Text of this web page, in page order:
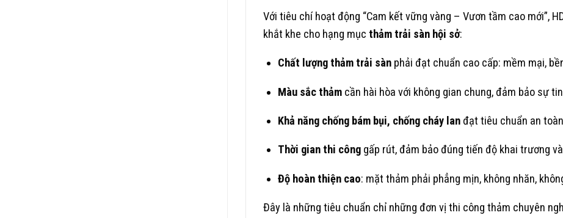
Với tiêu chí hoạt động “Cam kết vững vàng – Vươn tầm cao mới”,
khắt khe cho hạng mục thảm trải sàn hội sở:
Chất lượng thảm trải sànphải đạt chuẩn cao cấp: mềm mại,
Màu sắc thảmcần hài hòa với không gian chung, đảm bảo sự
Khả năng chống bám bụi, chống cháy lanđạt tiêu chuẩn an
Thời gian thi cônggấp rút, đảm bảo đúng tiến độ khai trương
Độ hoàn thiện cao: mặt thảm phải phẳng mịn, không nhăn,
Đây là những tiêu chuẩn chỉ những đơn vị thi công thảm chuyên